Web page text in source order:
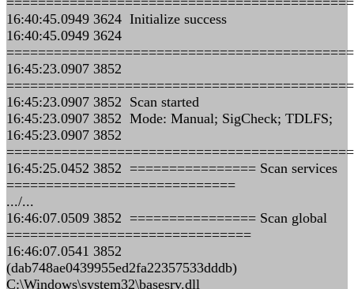
16:40:45.0949 3624 Initialize success
16:40:45.0949 3624
16:45:23.0907 3852
16:45:23.0907 3852 Scan started
16:45:23.0907 3852 Mode: Manual; SigCheck; TDLFS;
16:45:23.0907 3852
16:45:25.0452 3852 ================ Scan services
=============================
.../...
16:46:07.0509 3852 ================ Scan global
===============================
16:46:07.0541 3852
(dab748ae0439955ed2fa22357533dddb)
C:\Windows\system32\basesrv.dll